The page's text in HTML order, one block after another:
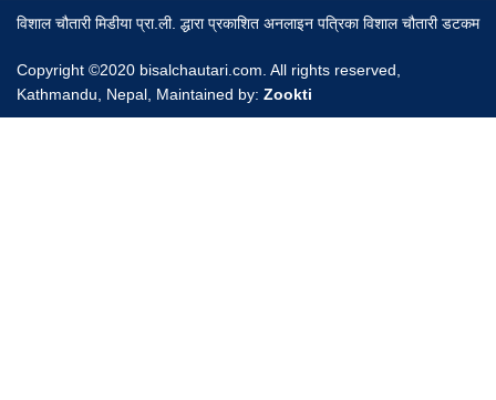
विशाल चौतारी मिडीया प्रा.ली. द्धारा प्रकाशित अनलाइन पत्रिका विशाल चौतारी डटकम
Copyright ©2020 bisalchautari.com. All rights reserved,
Kathmandu, Nepal, Maintained by: Zookti